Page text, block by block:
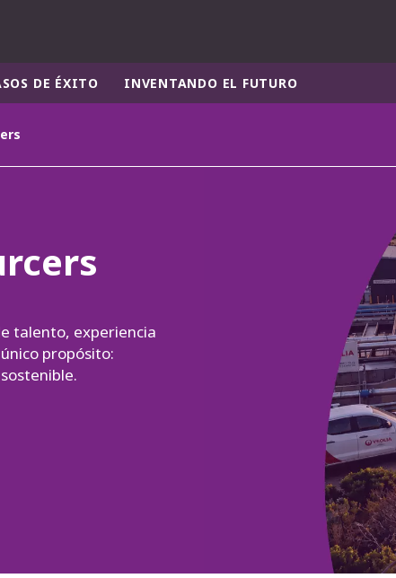
EUROPA
ÁFRICA Y
DE ÉXITO INVENTANDO EL FUTURO
talento, experiencia
propósito: